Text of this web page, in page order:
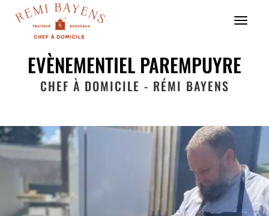
Menu
EVÈNEMENTIEL PAREMPUYRE
CHEF À DOMICILE - RÉMI BAYENS